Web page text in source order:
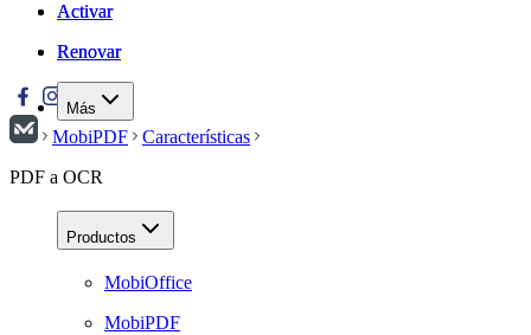
Activar
Renovar
Más
Activar
Renovar
MobiPDF
Características
PDF a OCR
Productos
MobiOffice
MobiPDF